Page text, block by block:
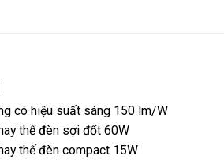
có hiệu suất sáng 150 lm/W
thế đèn sợi đốt 60W
thế đèn compact 15W